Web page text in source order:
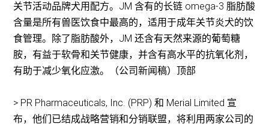
关节活动品牌犬用配方。JM 含有的长链 omega-3 脂肪酸
含量是所有兽医饮食中最高的，适用于成年关节炎犬的饮
食管理。除了脂肪酸外，JM 还含有天然来源的葡萄糖
胺，有益于软骨和关节健康，并含有高水平的抗氧化剂，
有助于减少氧化应激。（公司新闻稿）顶部
> PR Pharmaceuticals, Inc. (PRP) 和 Merial Limited 宣
布，他们已结成战略营销和分销联盟，将利用两家公司的